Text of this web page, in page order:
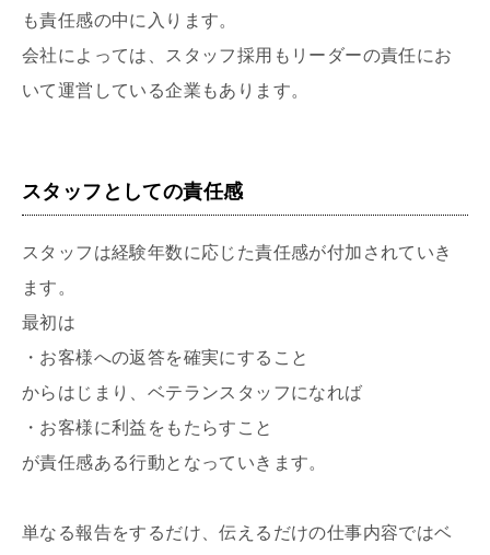
も責任感の中に入ります。
会社によっては、スタッフ採用もリーダーの責任にお
いて運営している企業もあります。
スタッフとしての責任感
スタッフは経験年数に応じた責任感が付加されていき
ます。
最初は
・お客様への返答を確実にすること
からはじまり、ベテランスタッフになれば
・お客様に利益をもたらすこと
が責任感ある行動となっていきます。
単なる報告をするだけ、伝えるだけの仕事内容ではベ